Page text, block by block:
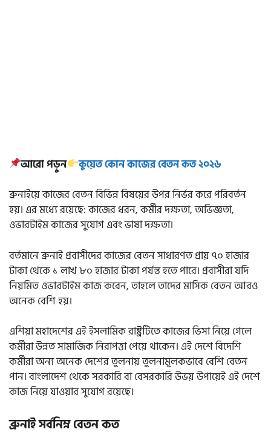
আরো পড়ুন
কুয়েত কোন কাজের বেতন কত ২০২৬
ব্রুনাইয়ে কাজের বেতন বিভিন্ন বিষয়ের উপর নির্ভর করে পরিবর্তন
হয়। এর মধ্যে রয়েছে: কাজের ধরন, কর্মীর দক্ষতা, অভিজ্ঞতা,
ওভারটাইম কাজের সুযোগ এবং ভাষা দক্ষতা।
বর্তমানে ব্রুনাই প্রবাসীদের কাজের বেতন সাধারণত প্রায় ৭০ হাজার
টাকা থেকে ১ লাখ ৮০ হাজার টাকা পর্যন্ত হতে পারে। প্রবাসীরা যদি
নিয়মিত ওভারটাইম কাজ করেন, তাহলে তাদের মাসিক বেতন আরও
অনেক বেশি হয়।
এশিয়া মহাদেশের এই ইসলামিক রাষ্ট্রটিতে কাজের ভিসা নিয়ে গেলে
কর্মীরা উন্নত সামাজিক নিরাপত্তা পেয়ে থাকেন। এই দেশে বিদেশি
কর্মীরা অন্য অনেক দেশের তুলনায় তুলনামূলকভাবে বেশি বেতন
পান। বাংলাদেশ থেকে সরকারি বা বেসরকারি উভয় উপায়েই এই দেশে
কাজ নিয়ে যাওয়ার সুযোগ রয়েছে।
ব্রুনাই সর্বনিম্ন বেতন কত